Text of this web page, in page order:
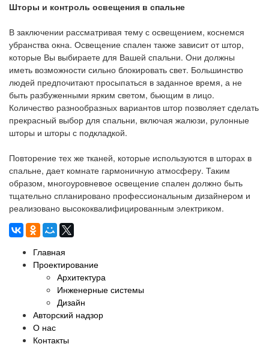
Шторы и контроль освещения в спальне
В заключении рассматривая тему с освещением, коснемся
убранства окна. Освещение спален также зависит от штор,
которые Вы выбираете для Вашей спальни. Они должны
иметь возможности сильно блокировать свет. Большинство
людей предпочитают просыпаться в заданное время, а не
быть разбуженными ярким светом, бьющим в лицо.
Количество разнообразных вариантов штор позволяет сделать
прекрасный выбор для спальни, включая жалюзи, рулонные
шторы и шторы с подкладкой.
Повторение тех же тканей, которые используются в шторах в
спальне, дает комнате гармоничную атмосферу. Таким
образом, многоуровневое освещение спален должно быть
тщательно спланировано профессиональным дизайнером и
реализовано высококвалифицированным электриком.
Главная
Проектирование
Архитектура
Инженерные системы
Дизайн
Авторский надзор
О нас
Контакты